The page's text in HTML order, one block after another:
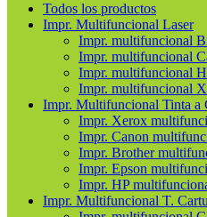
Todos los productos
Impr. Multifuncional Laser
Impr. multifuncional
Impr. multifuncional
Impr. multifuncional
Impr. multifuncional
Impr. Multifuncional Tinta a
Impr. Xerox
Impr. Canon
Impr. Brother
Impr. Epson
Impr. HP
Impr. Multifuncional T.